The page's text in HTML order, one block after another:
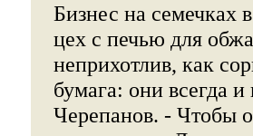
Бизнес на семечках
цех с печью для
неприхотлив, как
бумага: они всегда
Черепанов. - Чтобы